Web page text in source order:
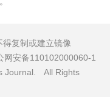
复制或建立镜像
安备110102000060-1
Journal. All Rights